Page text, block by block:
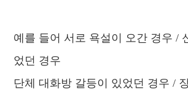
예를 들어 서로 욕설이 오간 경우 /
었던 경우
단체 대화방 갈등이 있었던 경우 /